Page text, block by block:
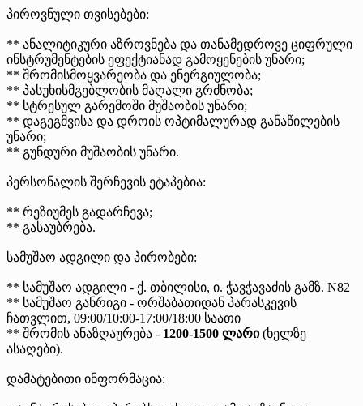
პიროვნული თვისებები:
** ანალიტიკური აზროვნება და თანამედროვე ციფრული
ინსტრუმენტების ეფექტიანად გამოყენების უნარი;
** შრომისმოყვარეობა და ენერგიულობა;
** პასუხისმგებლობის მაღალი გრძნობა;
** სტრესულ გარემოში მუშაობის უნარი;
** დაგეგმვისა და დროის ოპტიმალურად განაწილების
უნარი;
** გუნდური მუშაობის უნარი.
პერსონალის შერჩევის ეტაპებია:
** რეზიუმეს გადარჩევა;
** გასაუბრება.
სამუშაო ადგილი და პირობები:
** სამუშაო ადგილი - ქ. თბილისი, ი. ჭავჭავაძის გამზ. N82
** სამუშაო განრიგი - ორშაბათიდან პარასკევის
ჩათვლით, 09:00/10:00-17:00/18:00 საათი
** შრომის ანაზღაურება - 1200-1500 ლარი(ხელზე
ასაღები).
დამატებითი ინფორმაცია: